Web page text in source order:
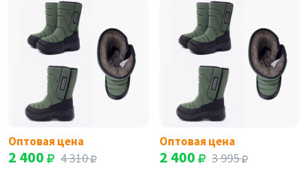
Оптовая цена
2 400 4 310
Оптовая цена
2 400 3 995